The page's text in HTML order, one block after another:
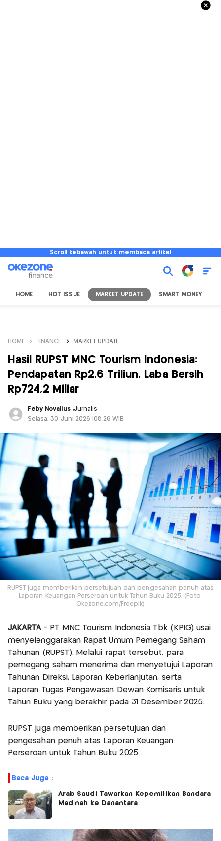
Scroll kebawah untuk membaca artikel
HOME HOT ISSUE MARKET UPDATE SMART MONEY
HOME FINANCE MARKET UPDATE
Hasil RUPST MNC Tourism Indonesia:
Pendapatan Rp2,6 Triliun, Laba Bersih
Rp724,2 Miliar
Feby Novalius ,Jurnalis
Selasa, 30 Juni 2026 |08:26 WIB
RUPST juga memberikan persetujuan dan pengesahan penuh atas
Laporan Keuangan Perseroan untuk Tahun Buku 2025. (Foto:
Okezone.com/Freepik)
JAKARTA - PT MNC Tourism Indonesia Tbk (KPIG) usai
menyelenggarakan Rapat Umum Pemegang Saham
Tahunan (RUPST). Melalui rapat tersebut, para
pemegang saham menerima dan menyetujui Laporan
Tahunan Direksi, Laporan Keberlanjutan, serta
Laporan Tugas Pengawasan Dewan Komisaris untuk
Tahun Buku yang berakhir pada 31 Desember 2025.
RUPST juga memberikan persetujuan dan
pengesahan penuh atas Laporan Keuangan
Perseroan untuk Tahun Buku 2025.
Baca Juga :
Arab Saudi Tawarkan Kepemilikan Bandara
Madinah ke Danantara